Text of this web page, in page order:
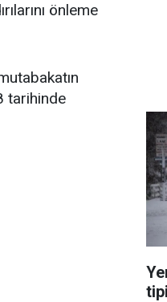
önleme
tarihinde